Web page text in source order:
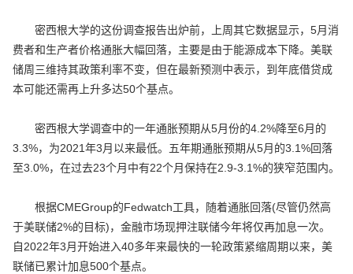
密西根大学的这份调查报告出炉前，上周其它数据显示，5月消
费者和生产者价格通胀大幅回落，主要是由于能源成本下降。美联
储周三维持其政策利率不变，但在最新预测中表示，到年底借贷成
本可能还需再上升多达50个基点。
密西根大学调查中的一年通胀预期从5月份的4.2%降至6月的
3.3%，为2021年3月以来最低。五年期通胀预期从5月的3.1%回落
至3.0%，在过去23个月中有22个月保持在2.9-3.1%的狭窄范围内。
根据CMEGroup的Fedwatch工具，随着通胀回落(尽管仍然高
于美联储2%的目标)，金融市场现押注联储今年将仅再加息一次。
自2022年3月开始进入40多年来最快的一轮政策紧缩周期以来，美
联储已累计加息500个基点。